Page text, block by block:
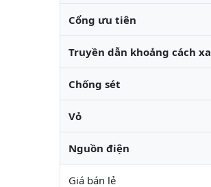
Cổng ưu tiên
Truyền dẫn khoảng cách xa
Chống sét
Vỏ
Nguồn điện
Giá bán lẻ